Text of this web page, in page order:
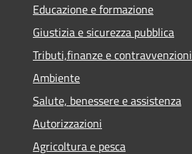
Educazione e formazione
Giustizia e sicurezza pubblica
Tributi,finanze e contravvenzioni
Ambiente
Salute, benessere e assistenza
Autorizzazioni
Agricoltura e pesca